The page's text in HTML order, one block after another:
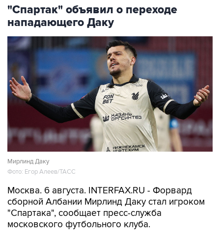
"Спартак" объявил о переходе
нападающего Даку
Мирлинд Даку
Фото: Егор Алеев/ТАСС
Москва. 6 августа. INTERFAX.RU - Форвард
сборной Албании Мирлинд Даку стал игроком
"Спартака", сообщает пресс-служба
московского футбольного клуба.